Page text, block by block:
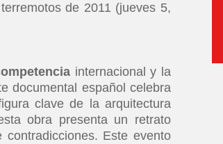
de 2011 (jueves 5,
internacional y la
documental español celebra
clave de la arquitectura
obra presenta un retrato
Este evento